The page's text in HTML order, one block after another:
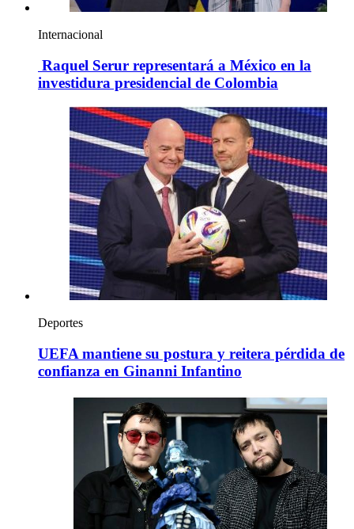
Internacional
Raquel Serur representará a México en la
investidura presidencial de Colombia
Deportes
UEFA mantiene su postura y reitera pérdida de
confianza en Ginanni Infantino